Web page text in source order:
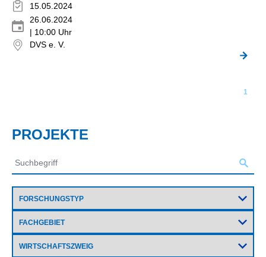
15.05.2024
26.06.2024
| 10:00 Uhr
DVS e. V.
1
PROJEKTE